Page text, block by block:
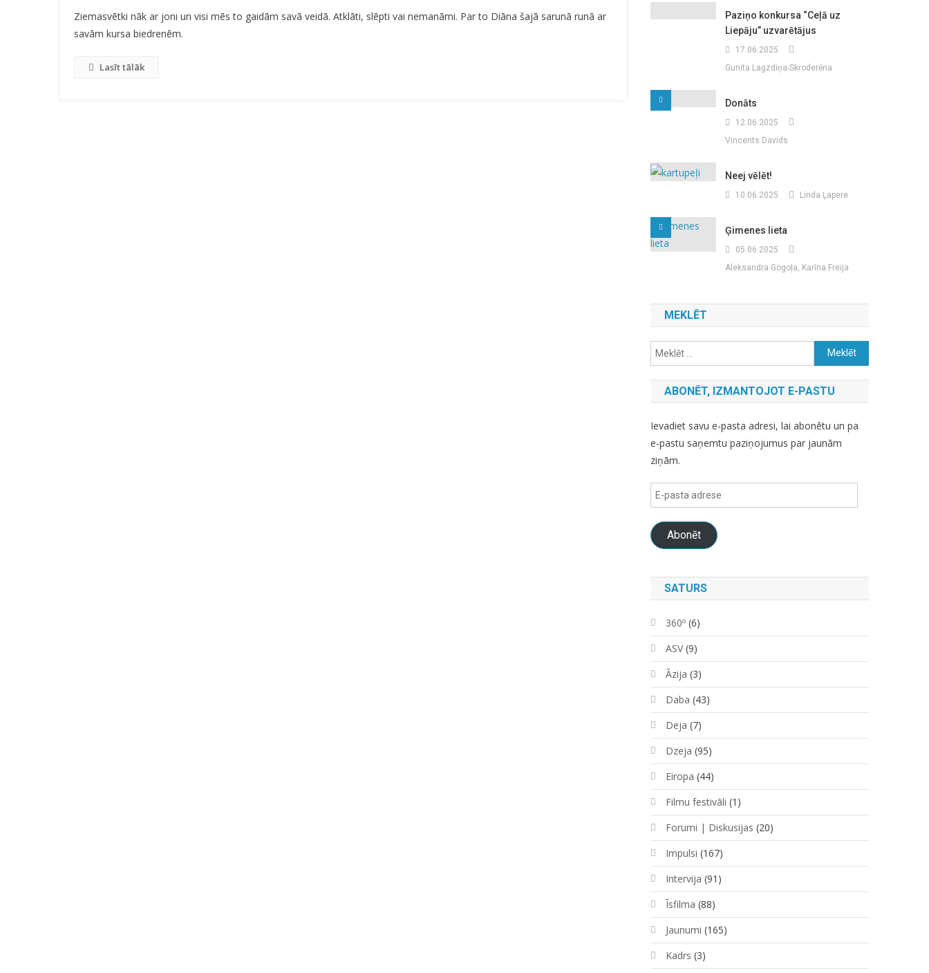
Gaidot
Ziemasvētki nāk ar joni un visi mēs to gaidām savā veidā. Atklāti, slēpti vai nemanāmi. Par to Diāna šajā sarunā runā ar
savām kursa biedrenēm.
Lasīt tālāk
Paziņo konkursa “Ceļā uz
Liepāju” uzvarētājus
17.06.2025
Gunita Lagzdiņa-Skroderēna
Donāts
12.06.2025
Vincents Davids
Neej vēlēt!
10.06.2025 Linda Ļapere
Ģimenes lieta
05.06.2025
Aleksandra Gogoļa, Karīna Freija
MEKLĒT
Meklēt:
ABONĒT, IZMANTOJOT E-PASTU
Ievadiet savu e-pasta adresi, lai abonētu un pa
e-pastu saņemtu paziņojumus par jaunām
ziņām.
E-
pasta
adrese
Abonēt
SATURS
360º (6)
ASV(9)
Āzija (3)
Daba (43)
Deja (7)
Dzeja (95)
Eiropa (44)
Filmu festivāli (1)
Forumi | Diskusijas (20)
Impulsi (167)
Intervija (91)
Īsfilma (88)
Jaunumi (165)
Kadrs (3)